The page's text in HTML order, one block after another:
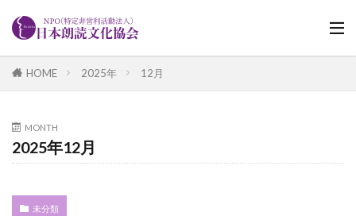
HOME 2025年 12月
MONTH
2025年12月
未分類